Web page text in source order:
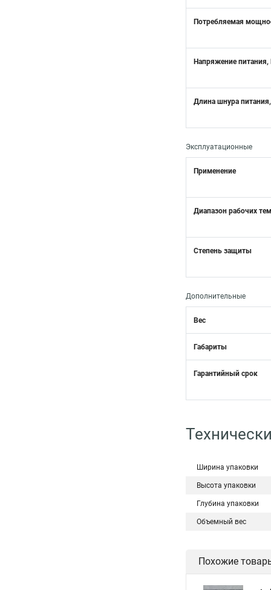
Потребляемая
Напряжение питания,
Длина шнура
Эксплуатационные
Применение
Диапазон рабочих
Степень защиты
Дополнительные
Вес
Габариты
Гарантийный срок
Ширина упаковки
Высота упаковки
Глубина упаковки
Объемный вес
Похожие